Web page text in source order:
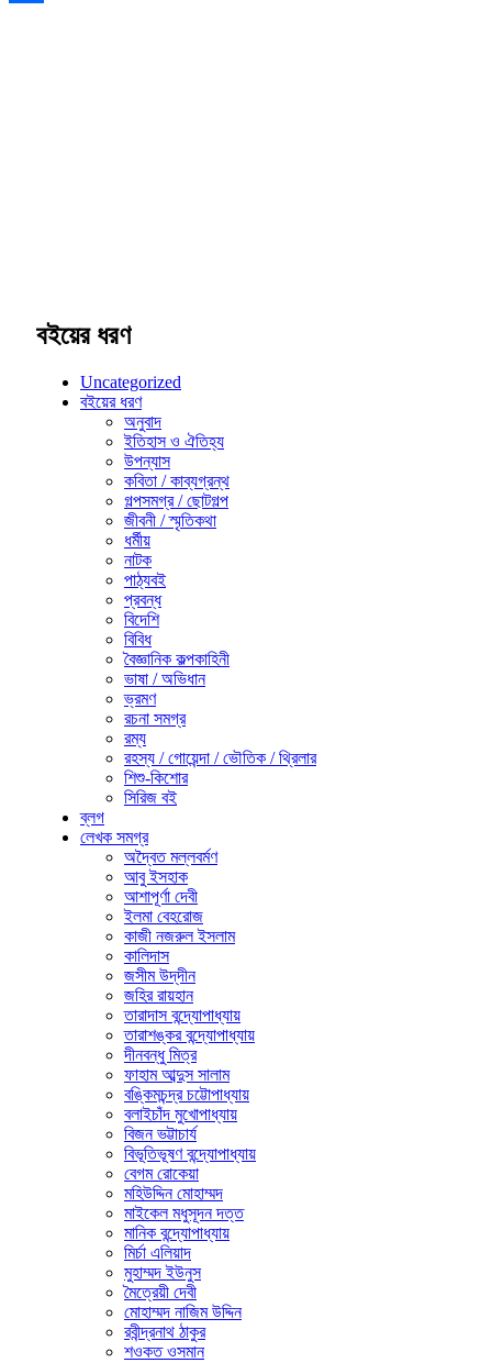
বইয়ের ধরণ
Uncategorized
বইয়ের ধরণ
অনুবাদ
ইতিহাস ও ঐতিহ্য
উপন্যাস
কবিতা / কাব্যগ্রন্থ
গল্পসমগ্র / ছোটগল্প
জীবনী / স্মৃতিকথা
ধর্মীয়
নাটক
পাঠ্যবই
প্রবন্ধ
বিদেশি
বিবিধ
বৈজ্ঞানিক কল্পকাহিনী
ভাষা / অভিধান
ভ্রমণ
রচনা সমগ্র
রম্য
রহস্য / গোয়েন্দা / ভৌতিক / থ্রিলার
শিশু-কিশোর
সিরিজ বই
ব্লগ
লেখক সমগ্র
অদ্বৈত মল্লবর্মণ
আবু ইসহাক
আশাপূর্ণা দেবী
ইলমা বেহরোজ
কাজী নজরুল ইসলাম
কালিদাস
জসীম উদ্‌দীন
জহির রায়হান
তারাদাস বন্দ্যোপাধ্যায়
তারাশঙ্কর বন্দ্যোপাধ্যায়
দীনবন্ধু মিত্র
ফাহাম আব্দুস সালাম
বঙ্কিমচন্দ্র চট্টোপাধ্যায়
বলাইচাঁদ মুখোপাধ্যায়
বিজন ভট্টাচার্য
বিভূতিভূষণ বন্দ্যোপাধ্যায়
বেগম রোকেয়া
মহিউদ্দিন মোহাম্মদ
মাইকেল মধুসূদন দত্ত
মানিক বন্দ্যোপাধ্যায়
মির্চা এলিয়াদ
মুহাম্মদ ইউনুস
মৈত্রেয়ী দেবী
মোহাম্মদ নাজিম উদ্দিন
রবীন্দ্রনাথ ঠাকুর
শওকত ওসমান